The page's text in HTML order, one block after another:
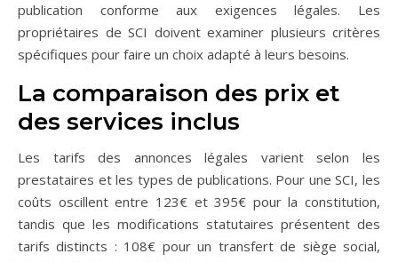
publication conforme aux exigences légales. Les
propriétaires de SCI doivent examiner plusieurs critères
spécifiques pour faire un choix adapté à leurs besoins.
La comparaison des prix et
des services inclus
Les tarifs des annonces légales varient selon les
prestataires et les types de publications. Pour une SCI, les
coûts oscillent entre 123€ et 395€ pour la constitution,
tandis que les modifications statutaires présentent des
tarifs distincts : 108€ pour un transfert de siège social,